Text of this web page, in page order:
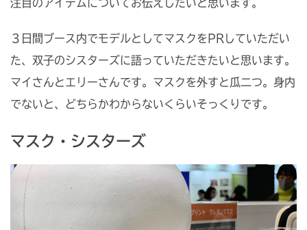
注目のアイテムについてお伝えしたいと思います。
３日間ブース内でモデルとしてマスクをPRしていただい
た、双子のシスターズに語っていただきたいと思います。
マイさんとエリーさんです。マスクを外すと瓜二つ。身内
でないと、どちらかわからないくらいそっくりです。
マスク・シスターズ